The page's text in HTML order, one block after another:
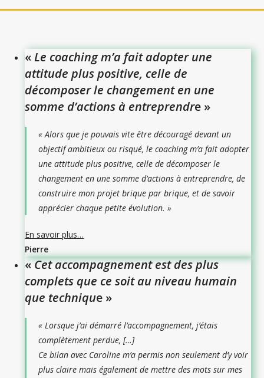
«Le coachingm’a fait adopter une
attitude plus positive, celle de
décomposer le changement en une
somme d’actions à entreprendre »
«Alors que je pouvais vite être découragé devant un
objectif ambitieux ou risqué, le coaching m’a fait adopter
une attitude plus positive, celle de décomposer le
changement en une somme d’actions à entreprendre, de
construire mon projet brique par brique, et de savoir
apprécier chaque petite évolution. »
En savoir plus…
Pierre
«Cet accompagnement est des plus
complets que ce soit au niveau humain
que technique »
«Lorsque j’ai démarré l’accompagnement, j’étais
complètement perdue, […]
Ce bilan avec Caroline m’a permis non seulement d’y voir
plus claire mais également de mettre des mots sur mes